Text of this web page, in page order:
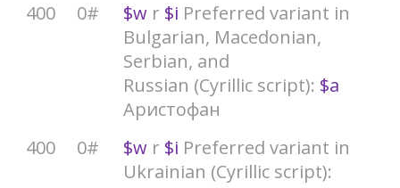
400
0# $w r $i Preferred variant in
Bulgarian, Macedonian,
Serbian, and
Russian (Cyrillic script): $a
Аристофан
400
0# $w r $i Preferred variant in
Ukrainian (Cyrillic script):